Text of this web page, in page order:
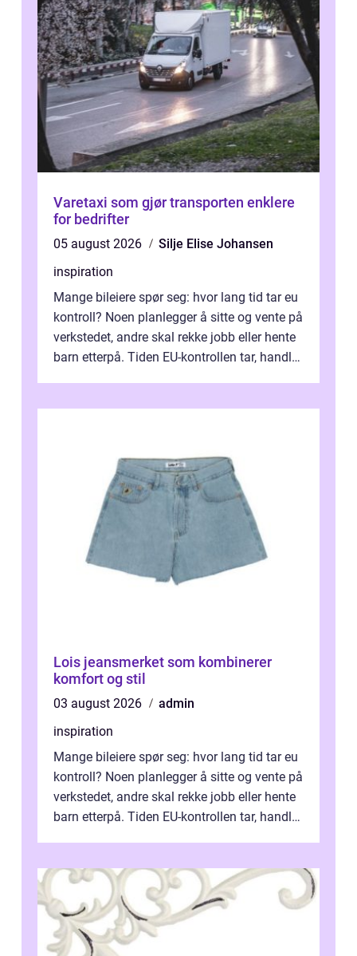
Varetaxi som gjør transporten enklere
for bedrifter
05 august 2026
Silje Elise Johansen
inspiration
Mange bileiere spør seg: hvor lang tid tar eu
kontroll? Noen planlegger å sitte og vente på
verkstedet, andre skal rekke jobb eller hente
barn etterpå. Tiden EU-kontrollen tar, handler
Lois jeansmerket som kombinerer
komfort og stil
03 august 2026
admin
inspiration
Mange bileiere spør seg: hvor lang tid tar eu
kontroll? Noen planlegger å sitte og vente på
verkstedet, andre skal rekke jobb eller hente
barn etterpå. Tiden EU-kontrollen tar, handler